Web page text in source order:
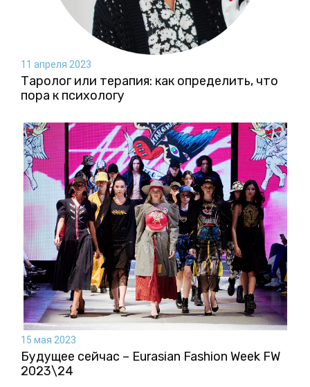
11 апреля 2023
Таролог или терапия: как определить, что
пора к психологу
15 мая 2023
Будущее сейчас – Eurasian Fashion Week FW
2023\24